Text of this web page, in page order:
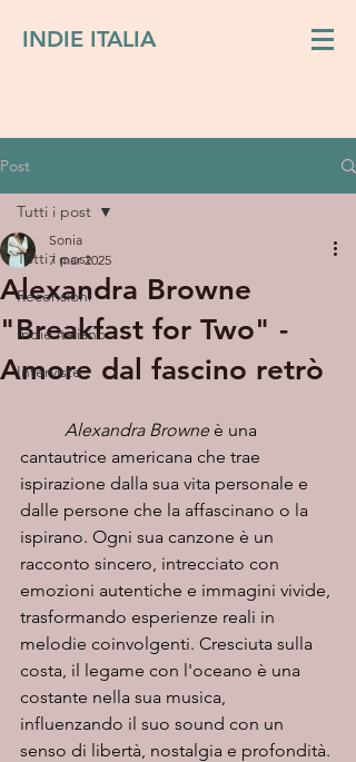
INDIE ITALIA
Post
Tutti i post
Recensioni
Indie italiano
Interviste
Tutti i post
Alexandra Browne
"Breakfast for Two" -
Amore dal fascino retrò
Sonia
7 mar 2025
Alexandra Browne è una
cantautrice americana che trae
ispirazione dalla sua vita personale e
dalle persone che la affascinano o la
ispirano. Ogni sua canzone è un
racconto sincero, intrecciato con
emozioni autentiche e immagini vivide,
trasformando esperienze reali in
melodie coinvolgenti. Cresciuta sulla
costa, il legame con l'oceano è una
costante nella sua musica,
influenzando il suo sound con un
senso di libertà, nostalgia e profondità.